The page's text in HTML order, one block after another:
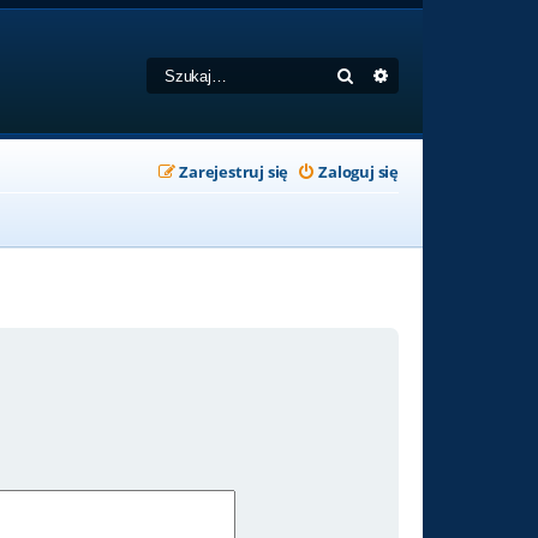
Szukaj
Zaloguj się
Zarejestruj się